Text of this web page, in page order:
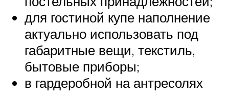
для гостиной купе наполнение
актуально использовать под
габаритные вещи, текстиль,
бытовые приборы;
в гардеробной на антресолях